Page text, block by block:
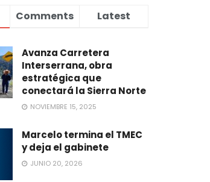
Comments Latest
Avanza Carretera
Interserrana, obra
estratégica que
conectará la Sierra Norte
NOVIEMBRE 15, 2025
Marcelo termina el TMEC
y deja el gabinete
JUNIO 20, 2026